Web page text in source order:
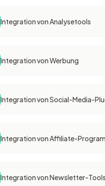
Integration von Analysetools
Integration von Werbung
Integration von Social-Media-
Integration von Affiliate-
Integration von Newsletter-Tools